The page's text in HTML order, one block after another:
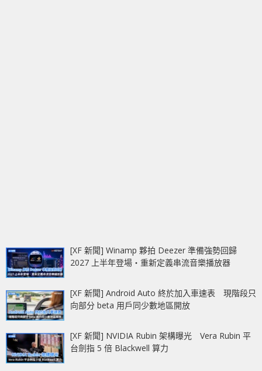
[XF 新聞] Winamp 夥拍 Deezer 準備強勢回歸
2027 上半年登場‧重新定義串流音樂播放器
[XF 新聞] Android Auto 終於加入車速表 現階段只
向部分 beta 用戶同少數地區開放
[XF 新聞] NVIDIA Rubin 架構曝光 Vera Rubin 平
台劍指 5 倍 Blackwell 算力